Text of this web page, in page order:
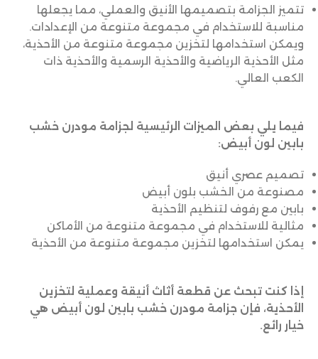
تتميز الجزامة بتصميمها الأنيق والعملي، مما يجعلها
مناسبة للاستخدام في مجموعة متنوعة من الإعدادات.
ويمكن استخدامها لتخزين مجموعة متنوعة من الأحذية،
مثل الأحذية الرياضية والأحذية الرسمية والأحذية ذات
الكعب العالي.
فيما يلي بعض الميزات الرئيسية لجزامة مودرن خشب
بابين لون أبيض:
تصميم عصري أنيق
مصنوعة من الخشب بلون أبيض
بابين مع رفوف لتنظيم الأحذية
مثالية للاستخدام في مجموعة متنوعة من الأماكن
يمكن استخدامها لتخزين مجموعة متنوعة من الأحذية
إذا كنت تبحث عن قطعة أثاث أنيقة وعملية لتخزين
الأحذية، فإن جزامة مودرن خشب بابين لون أبيض هي
خيار رائع.